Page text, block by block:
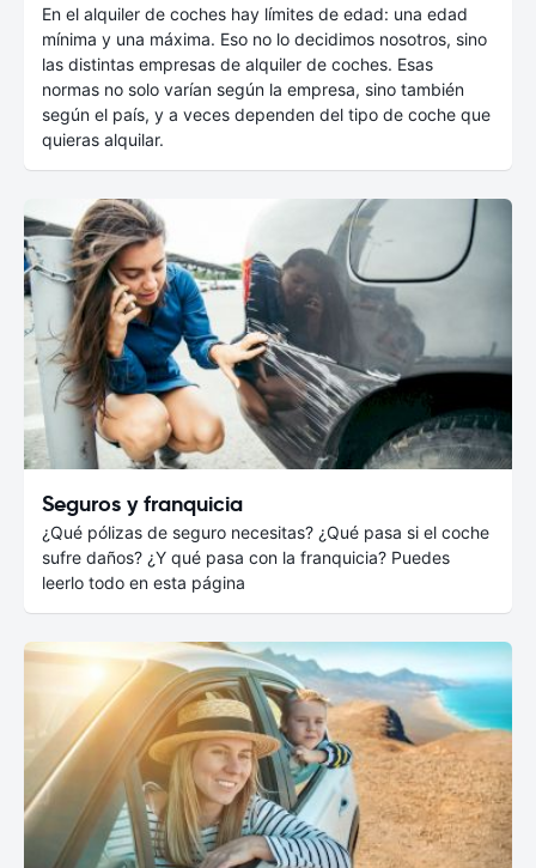
En el alquiler de coches hay límites de edad: una edad
mínima y una máxima. Eso no lo decidimos nosotros, sino
las distintas empresas de alquiler de coches. Esas
normas no solo varían según la empresa, sino también
según el país, y a veces dependen del tipo de coche que
quieras alquilar.
Seguros y franquicia
¿Qué pólizas de seguro necesitas? ¿Qué pasa si el coche
sufre daños? ¿Y qué pasa con la franquicia? Puedes
leerlo todo en esta página